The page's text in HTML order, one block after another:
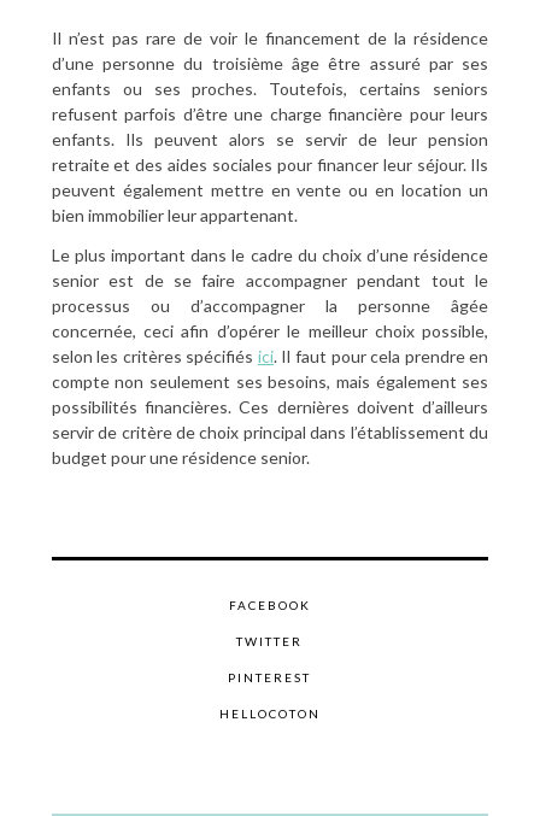
Il n’est pas rare de voir le financement de la résidence
d’une personne du troisième âge être assuré par ses
enfants ou ses proches. Toutefois, certains seniors
refusent parfois d’être une charge financière pour leurs
enfants. Ils peuvent alors se servir de leur pension
retraite et des aides sociales pour financer leur séjour. Ils
peuvent également mettre en vente ou en location un
bien immobilier leur appartenant.
Le plus important dans le cadre du choix d’une résidence
senior est de se faire accompagner pendant tout le
processus ou d’accompagner la personne âgée
concernée, ceci afin d’opérer le meilleur choix possible,
selon les critères spécifiés ici. Il faut pour cela prendre en
compte non seulement ses besoins, mais également ses
possibilités financières. Ces dernières doivent d’ailleurs
servir de critère de choix principal dans l’établissement du
budget pour une résidence senior.
FACEBOOK
TWITTER
PINTEREST
HELLOCOTON